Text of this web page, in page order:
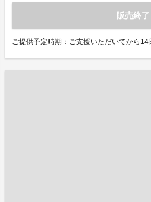
販売終了
ご提供予定時期：ご支援いただいてから14